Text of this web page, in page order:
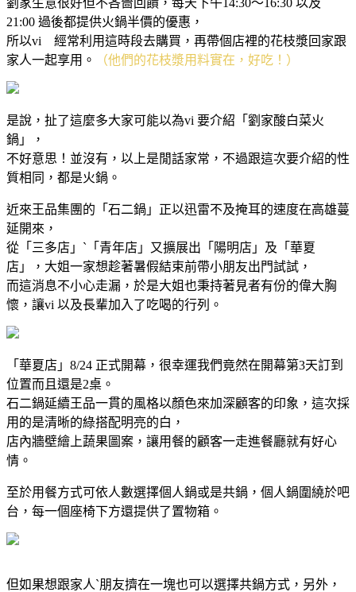
21:00 過後都提供火鍋半價的優惠，
所以vi 經常利用這時段去購買，再帶個店裡的花枝漿回家跟
家人一起享用。
（他們的花枝漿用料實在，好吃！）
是說，扯了這麼多大家可能以為vi 要介紹「劉家酸白菜火
鍋」，
不好意思！並沒有，以上是閒話家常，不過跟這次要介紹的性
質相同，都是火鍋。
近來王品集團的「石二鍋」正以迅雷不及掩耳的速度在高雄蔓
延開來，
從「三多店」ˋ「青年店」又擴展出「陽明店」及「華夏
店」，大姐一家想趁著暑假結束前帶小朋友出門試試，
而這消息不小心走漏，於是大姐也秉持著見者有份的偉大胸
懷，讓vi 以及長輩加入了吃喝的行列。
「華夏店」8/24 正式開幕，很幸運我們竟然在開幕第3天訂到
位置而且還是2桌。
石二鍋延續王品一貫的風格以顏色來加深顧客的印象，這次採
用的是清晰的綠搭配明亮的白，
店內牆壁繪上蔬果圖案，讓用餐的顧客一走進餐廳就有好心
情。
至於用餐方式可依人數選擇個人鍋或是共鍋，個人鍋圍繞於吧
台，每一個座椅下方還提供了置物箱。
但如果想跟家人ˋ朋友擠在一塊也可以選擇共鍋方式，另外，